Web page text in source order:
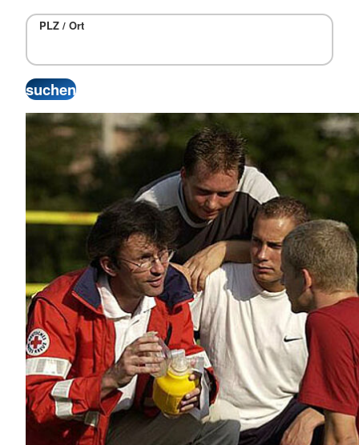
PLZ / Ort